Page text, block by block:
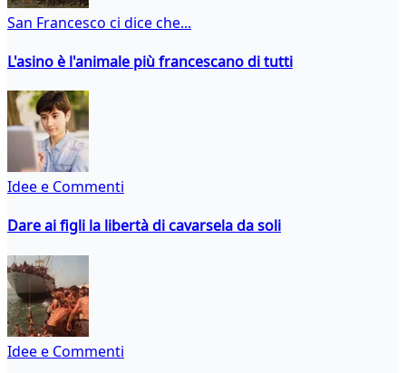
San Francesco ci dice che...
L'asino è l'animale più francescano di tutti
Idee e Commenti
Dare ai figli la libertà di cavarsela da soli
Idee e Commenti